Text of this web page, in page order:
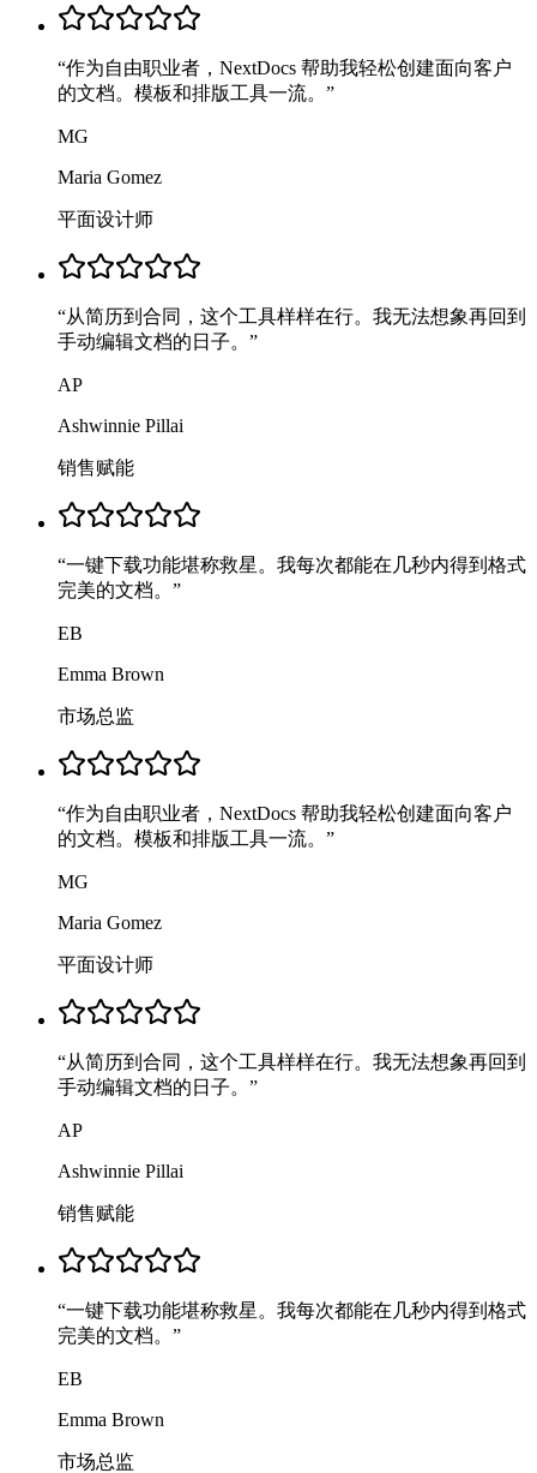
“作为自由职业者，NextDocs 帮助我轻松创建面向客户
的文档。模板和排版工具一流。 ”
MG
Maria Gomez
平面设计师
“从简历到合同，这个工具样样在行。我无法想象再回到
手动编辑文档的日子。 ”
AP
Ashwinnie Pillai
销售赋能
“一键下载功能堪称救星。我每次都能在几秒内得到格式
完美的文档。 ”
EB
Emma Brown
市场总监
“作为自由职业者，NextDocs 帮助我轻松创建面向客户
的文档。模板和排版工具一流。 ”
MG
Maria Gomez
平面设计师
“从简历到合同，这个工具样样在行。我无法想象再回到
手动编辑文档的日子。 ”
AP
Ashwinnie Pillai
销售赋能
“一键下载功能堪称救星。我每次都能在几秒内得到格式
完美的文档。 ”
EB
Emma Brown
市场总监